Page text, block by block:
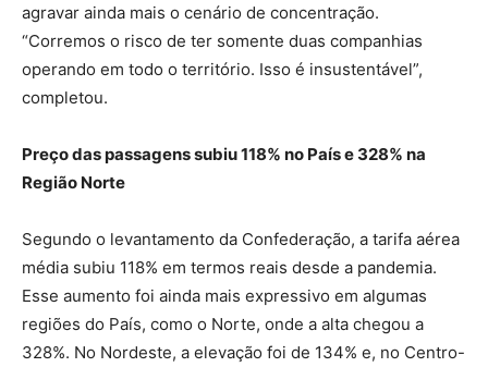
agravar ainda mais o cenário de concentração.
“Corremos o risco de ter somente duas companhias
operando em todo o território. Isso é insustentável”,
completou.
Preço das passagens subiu 118% no País e 328% na
Região Norte
Segundo o levantamento da Confederação, a tarifa aérea
média subiu 118% em termos reais desde a pandemia.
Esse aumento foi ainda mais expressivo em algumas
regiões do País, como o Norte, onde a alta chegou a
328%. No Nordeste, a elevação foi de 134% e, no Centro-